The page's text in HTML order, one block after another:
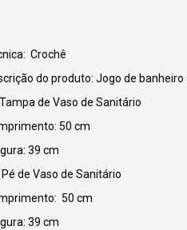
Crochê
do produto: Jogo de
de Vaso de Sanitário
50 cm
39 cm
de Vaso de Sanitário
50 cm
39 cm